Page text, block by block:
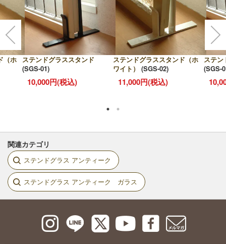
（ホ
ステンドグラススタンド
(SGS-01)
10,000円(税込)
ステンドグラススタンド（ホ
ワイト）
(SGS-02)
11,000円(税込)
ステン
(SGS-
関連カテゴリ
ステンドグラス アンティーク
ステンドグラス アンティーク ガラス